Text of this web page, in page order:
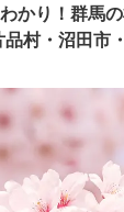
かり！群馬
村・沼田市